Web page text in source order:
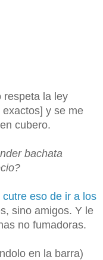
respeta la ley
y se me
cubero.
bachata
cutre eso de ir a los
sino amigos. Y le
no fumadoras.
en la barra)